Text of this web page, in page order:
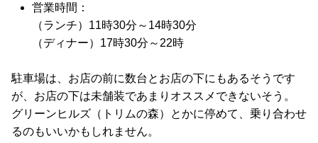
営業時間：
（ランチ）11時30分～14時30分
（ディナー）17時30分～22時
駐車場は、お店の前に数台とお店の下にもあるそうです
が、お店の下は未舗装であまりオススメできないそう。
グリーンヒルズ（トリムの森）とかに停めて、乗り合わせ
るのもいいかもしれません。